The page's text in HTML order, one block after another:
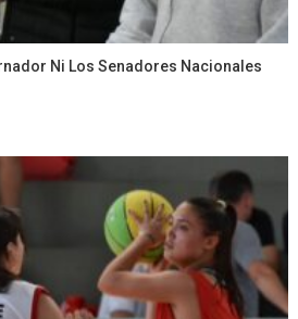
Ni Los Senadores Nacionales